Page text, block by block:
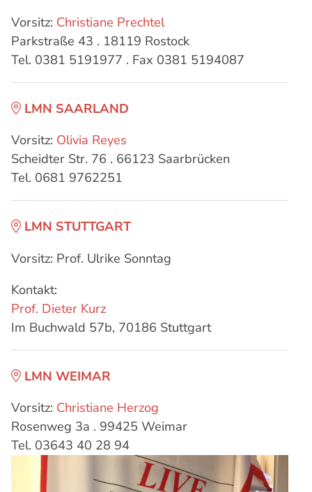
Vorsitz: Christiane Prechtel
Parkstraße 43 . 18119 Rostock
Tel. 0381 5191977 . Fax 0381 5194087
LMN SAARLAND
Vorsitz: Olivia Reyes
Scheidter Str. 76 . 66123 Saarbrücken
Tel. 0681 9762251
LMN STUTTGART
Vorsitz: Prof. Ulrike Sonntag
Kontakt:
Prof. Dieter Kurz
Im Buchwald 57b, 70186 Stuttgart
LMN WEIMAR
Vorsitz: Christiane Herzog
Rosenweg 3a . 99425 Weimar
Tel. 03643 40 28 94